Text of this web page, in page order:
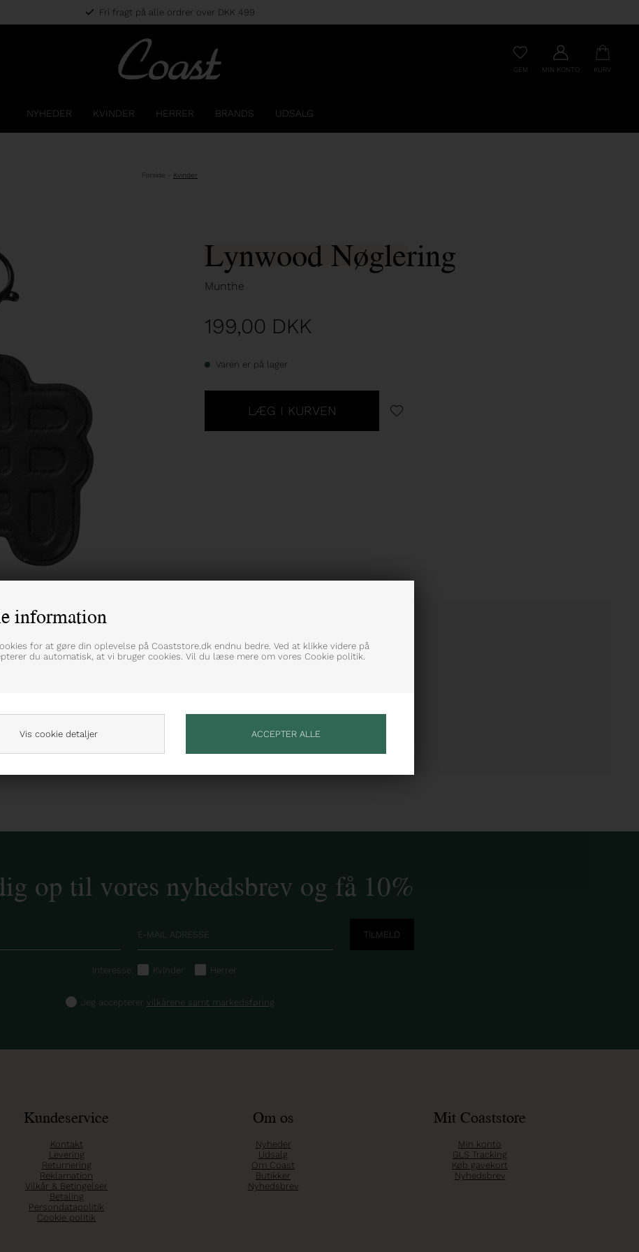
information
for at gøre din oplevelse på Coaststore.dk endnu bedre. Ved at klikke videre på
du automatisk, at vi bruger cookies. Vil du læse mere om vores Cookie politik.
Vis cookie detaljer
Fri fragt på alle ordrer over DKK 499
GEM MIN KONTO KURV
NYHEDER KVINDER HERRER BRANDS UDSALG
Forside - Kvinder
Lynwood Nøglering
Munthe
199,00 DKK
Varen er på lager
op til vores nyhedsbrev og få 10%
Interesse: Kvinder Herrer
Jeg accepterer vilkårene samt markedsføring
Kundeservice
Kontakt
Levering
Returnering
Reklamation
Vilkår & Betingelser
Betaling
Persondatapolitik
Cookie politik
Om os
Nyheder
Udsalg
Om Coast
Butikker
Nyhedsbrev
Mit Coaststore
Min konto
GLS Tracking
Køb gavekort
Nyhedsbrev